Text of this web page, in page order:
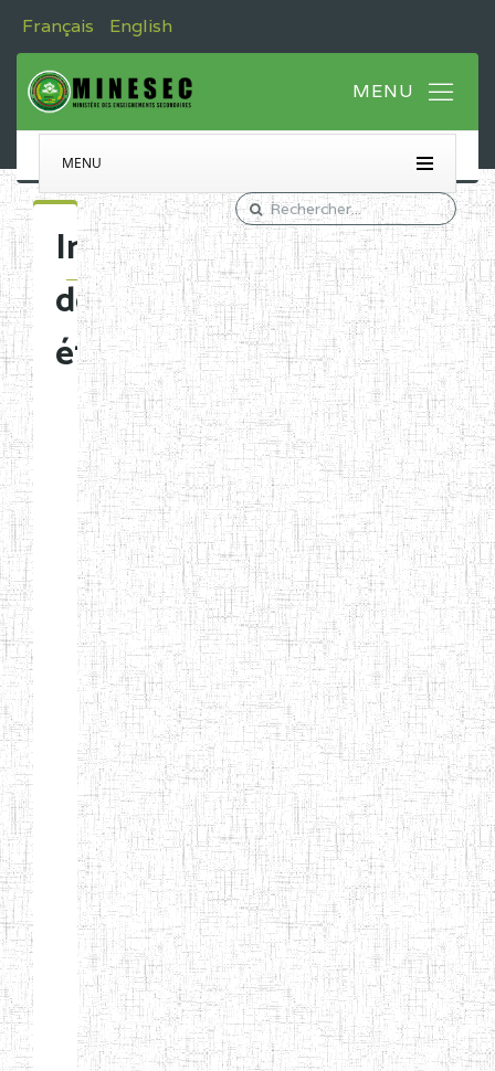
Français English
MENU
Immatriculation
des
établissements
Etablissements
d'enseignement
normal
ENI
Chercher:
Effacer les filtres
Denomination
Type
Nature